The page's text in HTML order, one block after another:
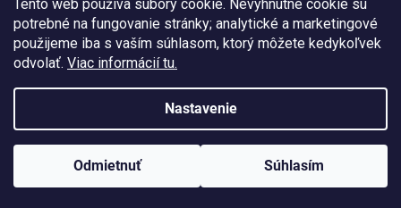
Tento web používa súbory cookie. Nevyhnutné cookie sú
potrebné na fungovanie stránky; analytické a marketingové
použijeme iba s vaším súhlasom, ktorý môžete kedykoľvek
odvolať. Viac informácií tu.
Nastavenie
Odmietnuť Súhlasím